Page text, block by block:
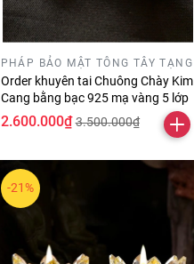
PHÁP BẢO MẬT TÔNG TÂY TẠNG
Order khuyên tai Chuông Chày Kim
Cang bằng bạc 925 mạ vàng 5 lớp
2.600.000₫ 3.500.000₫
-21%